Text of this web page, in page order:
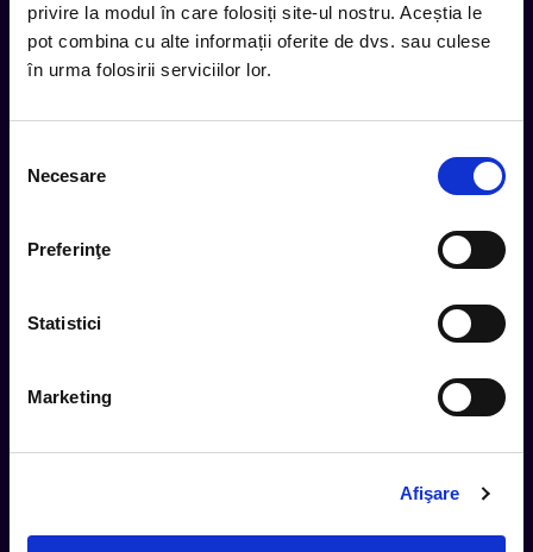
privire la modul în care folosiți site-ul nostru. Aceștia le
pot combina cu alte informații oferite de dvs. sau culese
în urma folosirii serviciilor lor.
consimțământului
Necesare
Preferinţe
Statistici
Marketing
Afişare
Metode plata
Magazine partenere
Termeni si Conditii